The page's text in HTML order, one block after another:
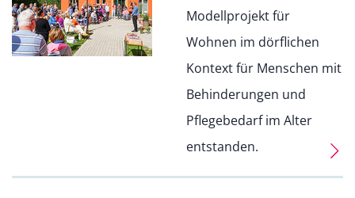
Modellprojekt für
Wohnen im dörflichen
Kontext für Menschen mit
Behinderungen und
Pflegebedarf im Alter
entstanden.